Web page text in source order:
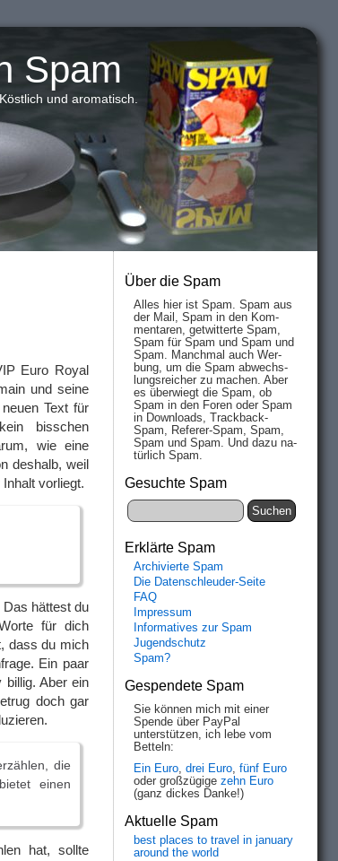
Spam
und aromatisch.
Euro Royal
und seine
Text für
bisschen
wie eine
deshalb, weil
vorliegt.
hättest du
für dich
dass du mich
Ein paar
billig. Aber ein
doch gar
die
einen
hat, sollte
Über die Spam
Alles hier ist Spam. Spam aus
der Mail, Spam in den Kom­
men­taren, ge­twit­ter­te Spam,
Spam für Spam und Spam und
Spam. Manch­mal auch Wer­
bung, um die Spam ab­wechs­
lungs­reich­er zu mach­en. Aber
es über­wiegt die Spam, ob
Spam in den Fo­ren oder Spam
in Down­loads, Track­back-
Spam, Re­fe­rer-Spam, Spam,
Spam und Spam. Und da­zu na­
tür­lich Spam.
Gesuchte Spam
Erklärte Spam
Archivierte Spam
Die Datenschleuder-Seite
FAQ
Impressum
Informatives zur Spam
Jugendschutz
Spam?
Gespendete Spam
Sie können mich mit einer
Spende über PayPal
unterstützen, ich lebe vom
Betteln:
Ein Euro, drei Euro, fünf Euro
oder großzügige zehn Euro
(ganz dickes Danke!)
Aktuelle Spam
best places to travel in january
around the world